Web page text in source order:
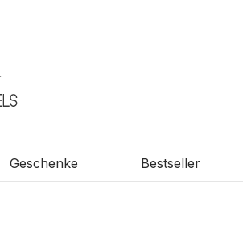
Geschenke Bestseller